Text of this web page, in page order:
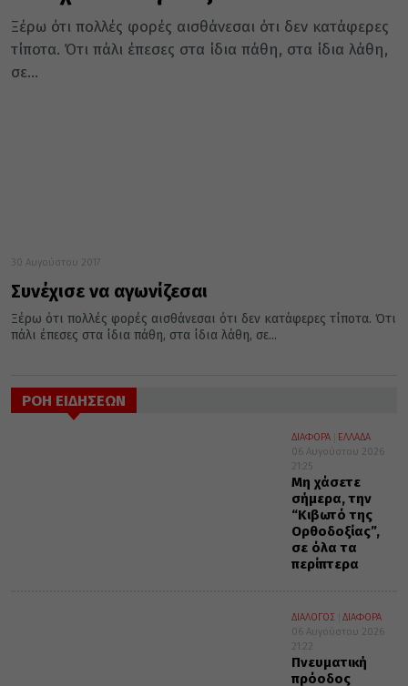
Ξέρω ότι πολλές φορές αισθάνεσαι ότι δεν κατάφερες
τίποτα. Ότι πάλι έπεσες στα ίδια πάθη, στα ίδια λάθη,
σε...
30 Αυγούστου 2017
Συνέχισε να αγωνίζεσαι
Ξέρω ότι πολλές φορές αισθάνεσαι ότι δεν κατάφερες τίποτα. Ότι
πάλι έπεσες στα ίδια πάθη, στα ίδια λάθη, σε...
ΡΟΗ ΕΙΔΗΣΕΩΝ
ΔΙΑΦΟΡΑ
ΕΛΛΑΔΑ
06 Αυγούστου 2026
21:25
Μη χάσετε
σήμερα, την
“Κιβωτό της
Ορθοδοξίας”,
σε όλα τα
περίπτερα
ΔΙΑΛΟΓΟΣ
ΔΙΑΦΟΡΑ
06 Αυγούστου 2026
21:22
Πνευματική
πρόοδος